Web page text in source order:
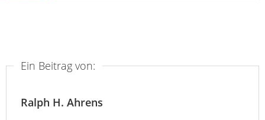
Ein Beitrag von:
Ralph H. Ahrens